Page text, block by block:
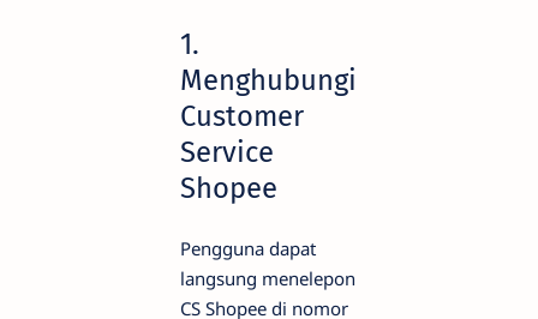
1.
Menghubungi
Customer
Service
Shopee
Pengguna dapat
langsung menelepon
CS Shopee di nomor